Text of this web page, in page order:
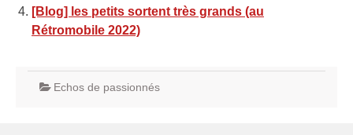
[Blog] les petits sortent très grands (au
Rétromobile 2022)
Echos de passionnés